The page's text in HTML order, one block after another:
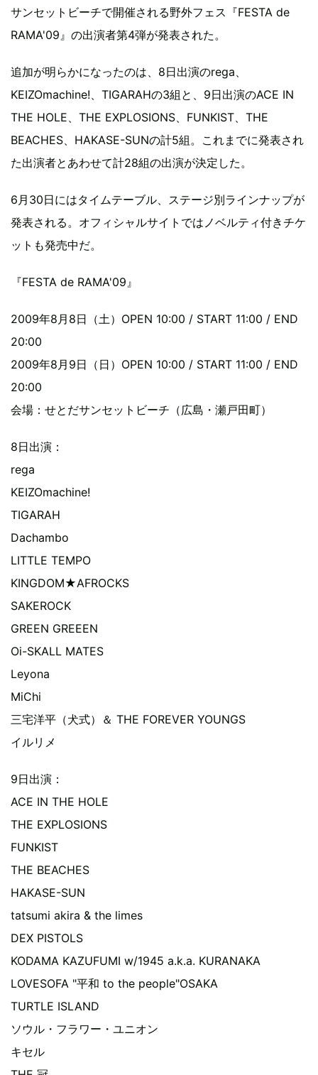
サンセットビーチで開催される野外フェス『FESTA de
RAMA'09』の出演者第4弾が発表された。
追加が明らかになったのは、8日出演のrega、
KEIZOmachine!、TIGARAHの3組と、9日出演のACE IN
THE HOLE、THE EXPLOSIONS、FUNKIST、THE
BEACHES、HAKASE-SUNの計5組。これまでに発表され
た出演者とあわせて計28組の出演が決定した。
6月30日にはタイムテーブル、ステージ別ラインナップが
発表される。オフィシャルサイトではノベルティ付きチケ
ットも発売中だ。
『FESTA de RAMA'09』
2009年8月8日（土）OPEN 10:00 / START 11:00 / END
20:00
2009年8月9日（日）OPEN 10:00 / START 11:00 / END
20:00
会場：せとだサンセットビーチ（広島・瀬戸田町）
8日出演：
rega
KEIZOmachine!
TIGARAH
Dachambo
LITTLE TEMPO
KINGDOM★AFROCKS
SAKEROCK
GREEN GREEEN
Oi-SKALL MATES
Leyona
MiChi
三宅洋平（犬式）＆ THE FOREVER YOUNGS
イルリメ
9日出演：
ACE IN THE HOLE
THE EXPLOSIONS
FUNKIST
THE BEACHES
HAKASE-SUN
tatsumi akira & the limes
DEX PISTOLS
KODAMA KAZUFUMI w/1945 a.k.a. KURANAKA
LOVESOFA "平和 to the people"OSAKA
TURTLE ISLAND
ソウル・フラワー・ユニオン
キセル